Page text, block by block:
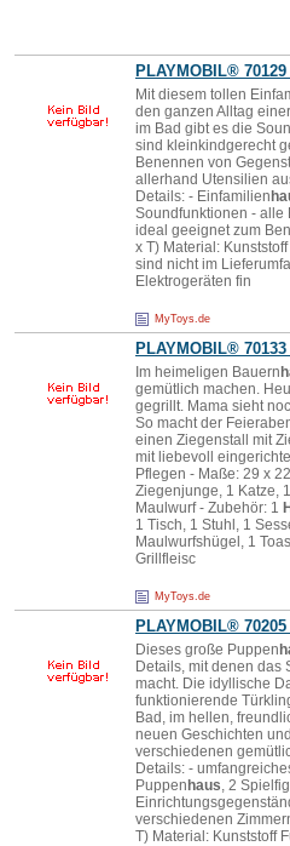
PLAYMOBIL®
Mit diesem tollen
den ganzen Alltag
im Bad gibt es die
sind kleinkindgerecht
Benennen von
allerhand Utensilien
Details: - Einfamilien
Soundfunktionen - alle
ideal geeignet zum
x T) Material:
sind nicht im
Elektrogeräten fin
MyToys.de
PLAYMOBIL®
Im heimeligen Bauern
gemütlich machen.
gegrillt. Mama sieht
So macht der
einen Ziegenstall mit
mit liebevoll
Pflegen - Maße: 29 x
Ziegenjunge, 1 Katze,
Maulwurf - Zubehör: 1
1 Tisch, 1 Stuhl, 1
Maulwurfshügel, 1
Grillfleisc
MyToys.de
PLAYMOBIL®
Dieses große Puppen
Details, mit denen das
macht. Die idyllische
funktionierende
Bad, im hellen,
neuen Geschichten
verschiedenen
Details: -
Puppen haus, 2
verschiedenen
T) Material: Kunststoff